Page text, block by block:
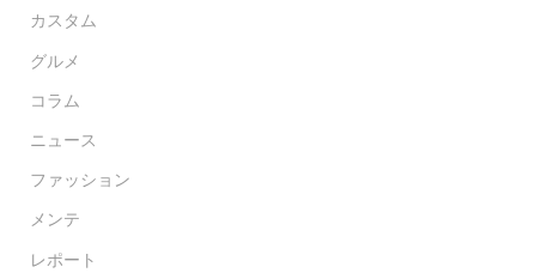
カスタム
グルメ
コラム
ニュース
ファッション
メンテ
レポート